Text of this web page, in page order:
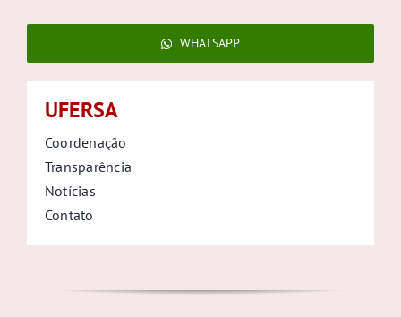
WHATSAPP
UFERSA
Coordenação
Transparência
Notícias
Contato